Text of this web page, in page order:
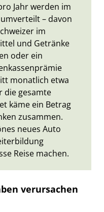
Jahr werden im
– davon
im
und Getränke
oder ein
monatlich etwa
die gesamte
käme ein Betrag
zusammen.
neues Auto
Reise machen.
verursachen